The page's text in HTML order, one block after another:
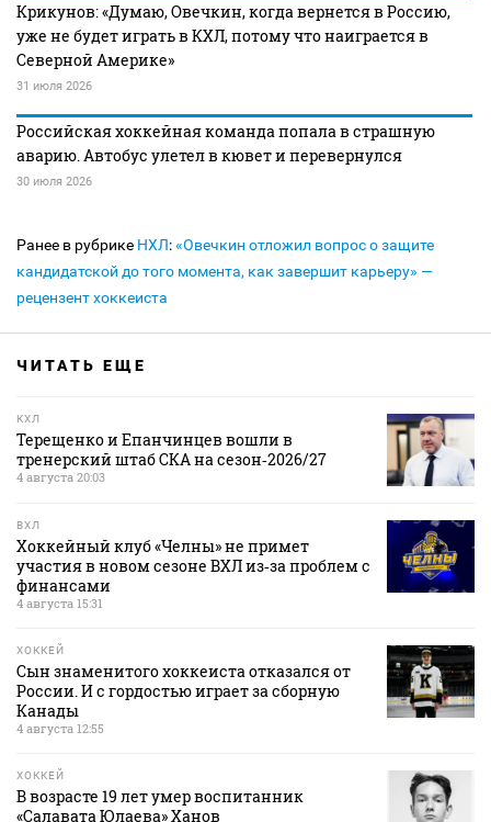
Крикунов: «Думаю, Овечкин, когда вернется в Россию,
уже не будет играть в КХЛ, потому что наиграется в
Северной Америке»
31 июля 2026
Российская хоккейная команда попала в страшную
аварию. Автобус улетел в кювет и перевернулся
30 июля 2026
Ранее в рубрике НХЛ:«Овечкин отложил вопрос о защите
кандидатской до того момента, как завершит карьеру» —
рецензент хоккеиста
ЧИТАТЬ ЕЩЕ
КХЛ
Терещенко и Епанчинцев вошли в
тренерский штаб СКА на сезон‑2026/27
4 августа 20:03
ВХЛ
Хоккейный клуб «Челны» не примет
участия в новом сезоне ВХЛ из‑за проблем с
финансами
4 августа 15:31
ХОККЕЙ
Сын знаменитого хоккеиста отказался от
России. И с гордостью играет за сборную
Канады
4 августа 12:55
ХОККЕЙ
В возрасте 19 лет умер воспитанник
«Салавата Юлаева» Ханов